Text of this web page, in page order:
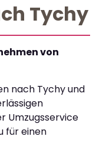
Tychy
von
nach Tychy und
Umzugsservice
für einen